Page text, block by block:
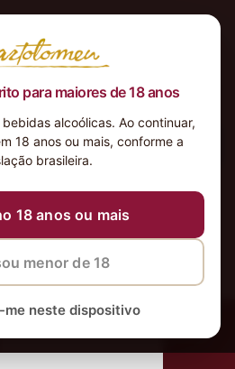
para maiores de 18 anos
alcoólicas. Ao continuar,
18 anos ou mais, conforme a
brasileira.
18 anos ou mais
menor de 18
me neste dispositivo
para a sua seleção.
‹ Meus Vinhos
apaixonados por nossos
rótulos